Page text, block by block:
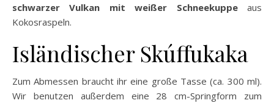
schwarzer Vulkan mit weißer Schneekuppeaus
Kokosraspeln.
Isländischer Skúffukaka
Zum Abmessen braucht ihr eine große Tasse (ca. 300 ml).
Wir benutzen außerdem eine 28 cm-Springform zum